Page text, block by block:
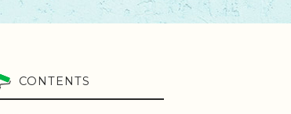
CONTENTS